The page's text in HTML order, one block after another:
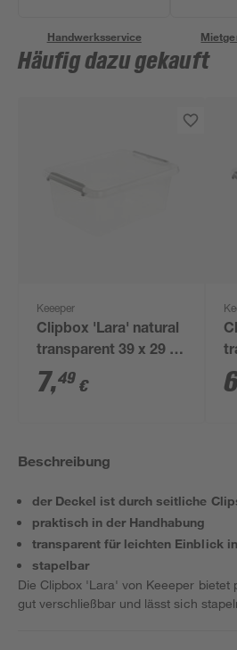
Handwerksservice
Häufig dazu gekauft
Keeeper
Clipbox 'Lara' natural
transparent 39 x 29 x
16,5 cm 12,5 l mit
Deckel
7,49 €
Beschreibung
der Deckel ist durch seitliche
praktisch in der Handhabung
transparent für leichten Einblick
stapelbar
Die Clipbox 'Lara' von Keeeper bietet
gut verschließbar und lässt sich